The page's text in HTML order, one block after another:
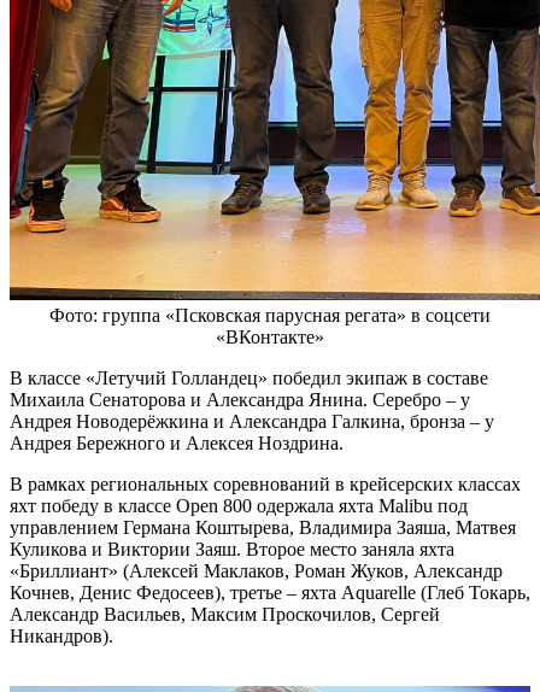
Фото: группа «Псковская парусная регата» в соцсети
«ВКонтакте»
В классе «Летучий Голландец» победил экипаж в составе
Михаила Сенаторова и Александра Янина. Серебро – у
Андрея Новодерёжкина и Александра Галкина, бронза – у
Андрея Бережного и Алексея Ноздрина.
В рамках региональных соревнований в крейсерских классах
яхт победу в классе Open 800 одержала яхта Malibu под
управлением Германа Коштырева, Владимира Заяша, Матвея
Куликова и Виктории Заяш. Второе место заняла яхта
«Бриллиант» (Алексей Маклаков, Роман Жуков, Александр
Кочнев, Денис Федосеев), третье – яхта Aquarelle (Глеб Токарь,
Александр Васильев, Максим Проскочилов, Сергей
Никандров).